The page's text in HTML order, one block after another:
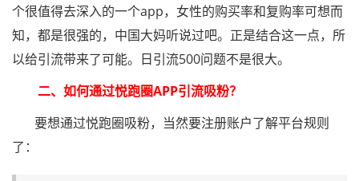
个很值得去深入的一个app，女性的购买率和复购率可想而
知，都是很强的，中国大妈听说过吧。正是结合这一点，所
以给引流带来了可能。日引流500问题不是很大。
二、如何通过悦跑圈APP引流吸粉？
要想通过悦跑圈吸粉，当然要注册账户了解平台规则
了：